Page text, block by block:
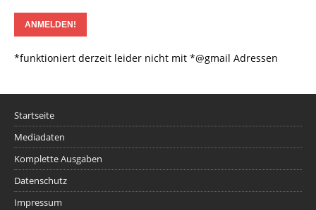
*funktioniert derzeit leider nicht mit *@gmail Adressen
Startseite
Mediadaten
Komplette Ausgaben
Datenschutz
Impressum